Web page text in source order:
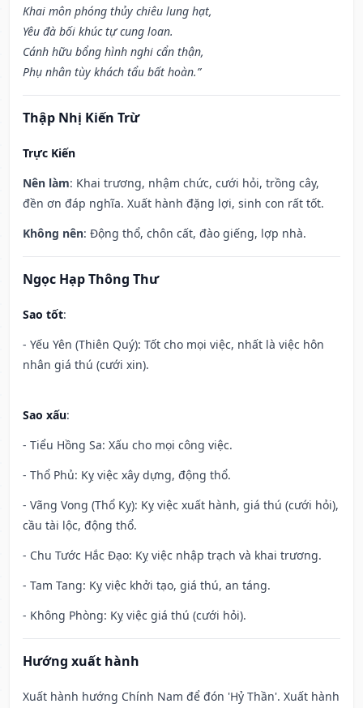
Khai môn phóng thủy chiêu lung hạt,
Yêu đà bối khúc tự cung loan.
Cánh hữu bổng hình nghi cẩn thận,
Phụ nhân tùy khách tẩu bất hoàn.”
Thập Nhị Kiến Trừ
Trực Kiến
Nên làm: Khai trương, nhậm chức, cưới hỏi, trồng cây,
đền ơn đáp nghĩa. Xuất hành đặng lợi, sinh con rất tốt.
Không nên: Động thổ, chôn cất, đào giếng, lợp nhà.
Ngọc Hạp Thông Thư
Sao tốt:
- Yếu Yên (Thiên Quý): Tốt cho mọi việc, nhất là việc hôn
nhân giá thú (cưới xin).
Sao xấu:
- Tiểu Hồng Sa: Xấu cho mọi công việc.
- Thổ Phủ: Kỵ việc xây dựng, động thổ.
- Vãng Vong (Thổ Kỵ): Kỵ việc xuất hành, giá thú (cưới hỏi),
cầu tài lộc, động thổ.
- Chu Tước Hắc Đạo: Kỵ việc nhập trạch và khai trương.
- Tam Tang: Kỵ việc khởi tạo, giá thú, an táng.
- Không Phòng: Kỵ việc giá thú (cưới hỏi).
Hướng xuất hành
Xuất hành hướng Chính Nam để đón 'Hỷ Thần'. Xuất hành